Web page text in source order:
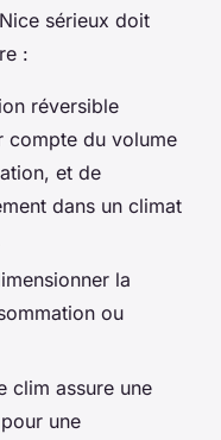
sérieux doit
:
réversible
compte du volume
et de
dans un climat
la
ou
clim assure une
une